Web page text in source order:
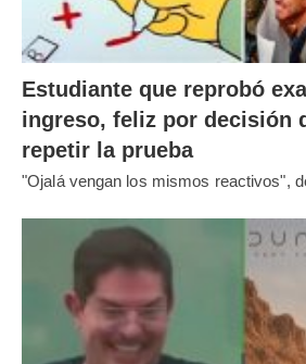
Estudiante que reprobó
ingreso, feliz por decisión
repetir la prueba
"Ojalá vengan los mismos reactivos",